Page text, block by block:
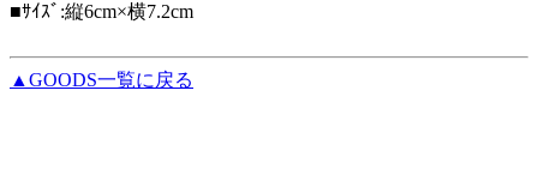
■ｻｲｽﾞ:縦6cm×横7.2cm
▲GOODS一覧に戻る